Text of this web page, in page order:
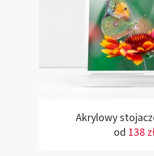
Akrylowy
od 138